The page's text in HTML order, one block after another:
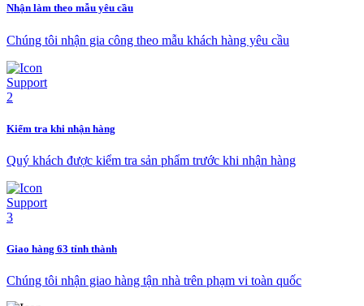
Nhận làm theo mẫu yêu cầu
Chúng tôi nhận gia công theo mẫu khách hàng yêu cầu
Kiểm tra khi nhận hàng
Quý khách được kiểm tra sản phẩm trước khi nhận hàng
Giao hàng 63 tỉnh thành
Chúng tôi nhận giao hàng tận nhà trên phạm vi toàn quốc